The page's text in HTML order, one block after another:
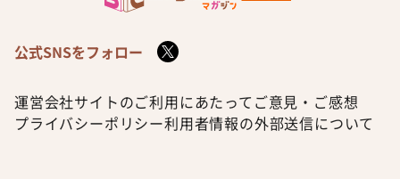
公式SNSをフォロー
運営会社サイトのご利用にあたって ご意見・ご感想
プライバシーポリシー利用者情報の外部送信について